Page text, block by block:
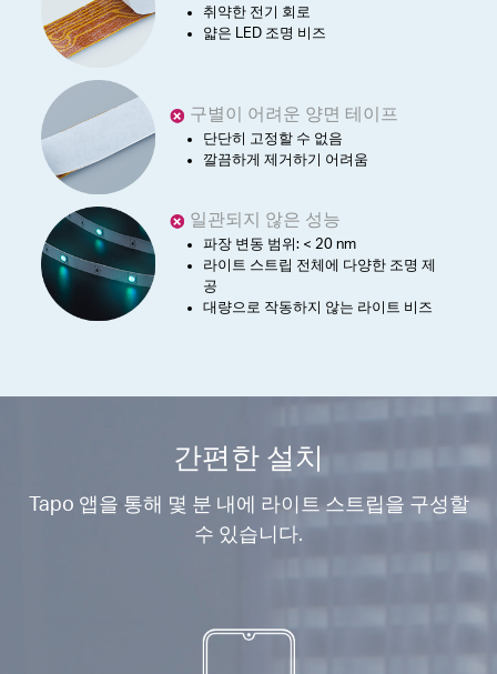
취약한 전기 회로
얇은 LED 조명 비즈
구별이 어려운 양면 테이프
단단히 고정할 수 없음
깔끔하게 제거하기 어려움
일관되지 않은 성능
파장 변동 범위: < 20 nm
라이트 스트립 전체에 다양한 조명 제
공
대량으로 작동하지 않는 라이트 비즈
간편한 설치
Tapo 앱을 통해 몇 분 내에 라이트 스트립을 구성할
수 있습니다.